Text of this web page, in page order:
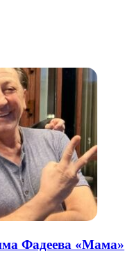
Фадеева «Мама»